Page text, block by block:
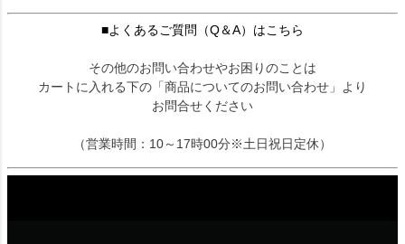
■よくあるご質問（Q＆A）はこちら
その他のお問い合わせやお困りのことは
カートに入れる下の「商品についてのお問い合わせ」より
お問合せください
（営業時間：10～17時00分※土日祝日定休）